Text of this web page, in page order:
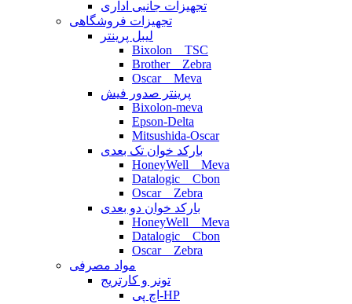
تجهیزات جانبی اداری
تجهیزات فروشگاهی
لیبل پرینتر
Bixolon _ TSC
Brother _ Zebra
Oscar _ Meva
پرینتر صدور فیش
Bixolon-meva
Epson-Delta
Mitsushida-Oscar
بارکد خوان تک بعدی
HoneyWell _ Meva
Datalogic _ Cbon
Oscar _ Zebra
بارکد خوان دو بعدی
HoneyWell _ Meva
Datalogic _ Cbon
Oscar _ Zebra
مواد مصرفی
تونر و کارتریج
اچ پی-HP